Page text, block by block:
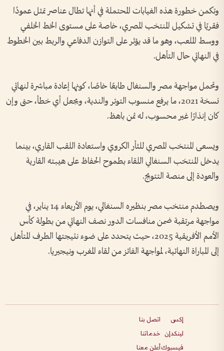
وتكمن خطورة هذه الغيابات المحتملة في أنها تطال عناصر تمثل عمودًا
فقريًا في تشكيل المنتخب المصري، خاصة على مستوى الخط الخلفي
ووسط الملعب، وهو ما قد يؤثر على التوازن الدفاعي والربط بين الخطوط
في النهائي حال التأهل.
وتحمل مواجهة مصر والسنغال طابعًا خاصًا، كونها إعادة مباشرة لنهائي
نسخة 2021، ما يرفع منسوب التوتر والندية، ويجعل أي خطأ، حتى وإن
كان إنذارًا غير محسوب، له ثمن باهظ.
ويسعى المنتخب المصري للثأر الكروي واستعادة اللقب القاري، بينما
يدخل المنتخب السنغالي اللقاء بطموح الحفاظ على هيبته القارية
والعودة إلى منصة التتويج.
ويصطدم منتخب مصر بنظيره السنغالي، يوم الأربعاء 14 يناير، في
مواجهة مرتقبة ضمن منافسات الدور نصف النهائي من بطولة كأس
الأمم الأفريقية 2025، حيث يتحدد على ضوء نتيجتها الطرف المتأهل
إلى المباراة النهائية، لمواجهة الفائز من لقاء المغرب ونيجيريا.
إكس
لينكدإن
فيسبوك
اتصل بنا
خدماتنا
أعلن معنا